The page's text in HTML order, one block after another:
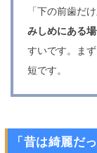
「下の前歯だ
みしめにある
すいです。ま
短です。
「昔は綺麗だ